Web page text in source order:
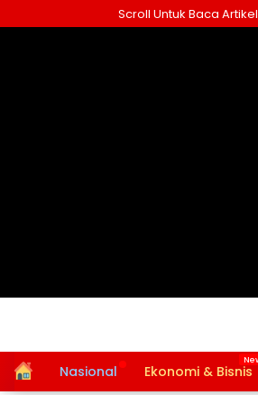
ke
Scroll Untuk Baca Artikel
HomeNasional Ekonomi & Bisnis